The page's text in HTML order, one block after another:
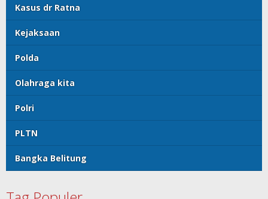
Kasus dr Ratna
Kejaksaan
Polda
Olahraga kita
Polri
PLTN
Bangka Belitung